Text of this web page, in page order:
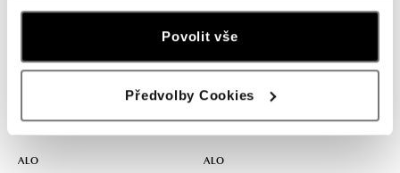
Povolit vše
Předvolby Cookies
ALO
ALO